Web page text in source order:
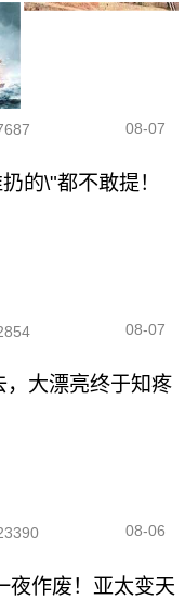
08-07
的\"都不敢提！
08-07
，大漂亮终于知疼
08-06
夜作废！亚太变天